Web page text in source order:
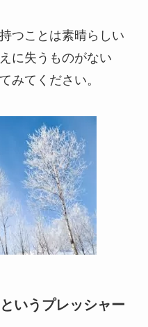
つことは素晴らしい
に失うものがない
みてください。
いうプレッシャー